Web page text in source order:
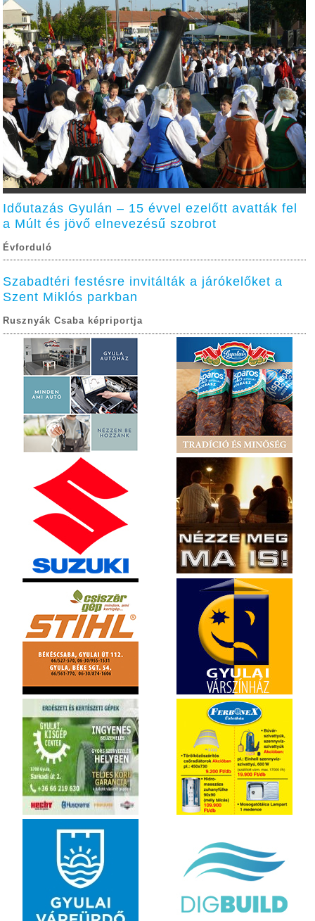
Időutazás Gyulán – 15 évvel ezelőtt avatták fel
a Múlt és jövő elnevezésű szobrot
Évforduló
Szabadtéri festésre invitálták a járókelőket a
Szent Miklós parkban
Rusznyák Csaba képriportja